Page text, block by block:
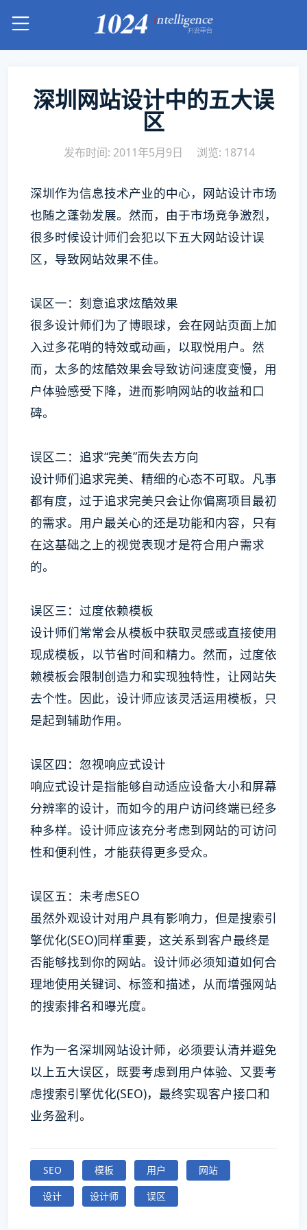
深圳网站设计中的五大误
区
发布时间: 2011年5月9日 浏览: 18714
深圳作为信息技术产业的中心，网站设计市场
也随之蓬勃发展。然而，由于市场竞争激烈，
很多时候设计师们会犯以下五大网站设计误
区，导致网站效果不佳。
误区一：刻意追求炫酷效果
很多设计师们为了博眼球，会在网站页面上加
入过多花哨的特效或动画，以取悦用户。然
而，太多的炫酷效果会导致访问速度变慢，用
户体验感受下降，进而影响网站的收益和口
碑。
误区二：追求“完美”而失去方向
设计师们追求完美、精细的心态不可取。凡事
都有度，过于追求完美只会让你偏离项目最初
的需求。用户最关心的还是功能和内容，只有
在这基础之上的视觉表现才是符合用户需求
的。
误区三：过度依赖模板
设计师们常常会从模板中获取灵感或直接使用
现成模板，以节省时间和精力。然而，过度依
赖模板会限制创造力和实现独特性，让网站失
去个性。因此，设计师应该灵活运用模板，只
是起到辅助作用。
误区四：忽视响应式设计
响应式设计是指能够自动适应设备大小和屏幕
分辨率的设计，而如今的用户访问终端已经多
种多样。设计师应该充分考虑到网站的可访问
性和便利性，才能获得更多受众。
误区五：未考虑SEO
虽然外观设计对用户具有影响力，但是搜索引
擎优化(SEO)同样重要，这关系到客户最终是
否能够找到你的网站。设计师必须知道如何合
理地使用关键词、标签和描述，从而增强网站
的搜索排名和曝光度。
作为一名深圳网站设计师，必须要认清并避免
以上五大误区，既要考虑到用户体验、又要考
虑搜索引擎优化(SEO)，最终实现客户接口和
业务盈利。
SEO 模板 用户
网站
设计
设计师 误区